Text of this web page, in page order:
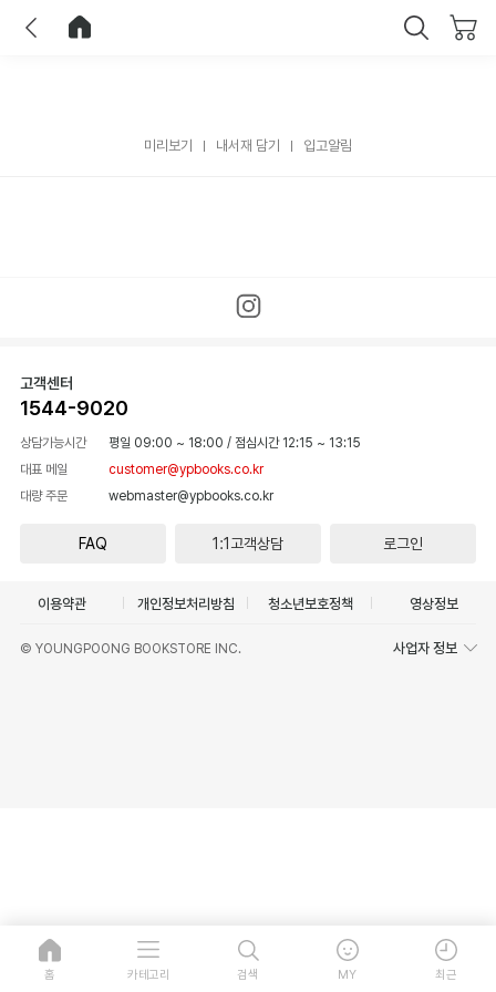
미리보기 내서재 담기 입고알림
고객센터
1544-9020
상담가능시간 평일 09:00 ~ 18:00 / 점심시간 12:15 ~ 13:15
대표 메일
customer@ypbooks.co.kr
대량 주문
webmaster@ypbooks.co.kr
FAQ 1:1고객상담 로그인
이용약관 개인정보처리방침 청소년보호정책 영상정보
© YOUNGPOONG BOOKSTORE INC. 사업자 정보
홈 카테고리 검색 MY 최근